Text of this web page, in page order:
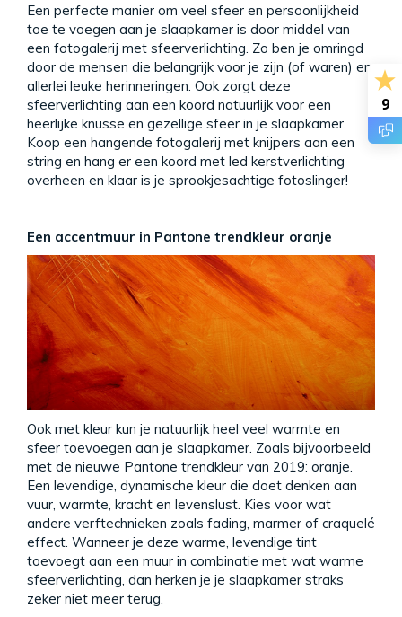
Een perfecte manier om veel sfeer en persoonlijkheid
toe te voegen aan je slaapkamer is door middel van
een fotogalerij met sfeerverlichting. Zo ben je omringd
door de mensen die belangrijk voor je zijn (of waren) en
allerlei leuke herinneringen. Ook zorgt deze
sfeerverlichting aan een koord natuurlijk voor een
heerlijke knusse en gezellige sfeer in je slaapkamer.
Koop een hangende fotogalerij met knijpers aan een
string en hang er een koord met led kerstverlichting
overheen en klaar is je sprookjesachtige fotoslinger!
Een accentmuur in Pantone trendkleur oranje
Ook met kleur kun je natuurlijk heel veel warmte en
sfeer toevoegen aan je slaapkamer. Zoals bijvoorbeeld
met de nieuwe Pantone trendkleur van 2019: oranje.
Een levendige, dynamische kleur die doet denken aan
vuur, warmte, kracht en levenslust. Kies voor wat
andere verftechnieken zoals fading, marmer of craquelé
effect. Wanneer je deze warme, levendige tint
toevoegt aan een muur in combinatie met wat warme
sfeerverlichting, dan herken je je slaapkamer straks
zeker niet meer terug.
9